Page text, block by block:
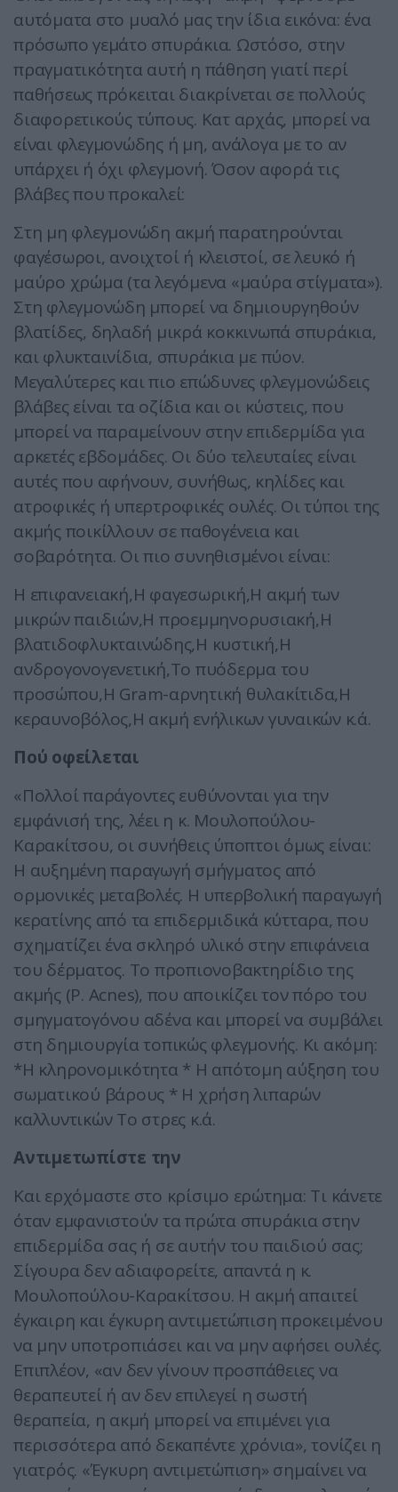
αυτόματα στο μυαλό μας την ίδια εικόνα: ένα
πρόσωπο γεμάτο σπυράκια. Ωστόσο, στην
πραγματικότητα αυτή η πάθηση γιατί περί
παθήσεως πρόκειται διακρίνεται σε πολλούς
διαφορετικούς τύπους. Κατ αρχάς, μπορεί να
είναι φλεγμονώδης ή μη, ανάλογα με το αν
υπάρχει ή όχι φλεγμονή. Όσον αφορά τις
βλάβες που προκαλεί:
Στη μη φλεγμονώδη ακμή παρατηρούνται
φαγέσωροι, ανοιχτοί ή κλειστοί, σε λευκό ή
μαύρο χρώμα (τα λεγόμενα «μαύρα στίγματα»).
Στη φλεγμονώδη μπορεί να δημιουργηθούν
βλατίδες, δηλαδή μικρά κοκκινωπά σπυράκια,
και φλυκταινίδια, σπυράκια με πύον.
Μεγαλύτερες και πιο επώδυνες φλεγμονώδεις
βλάβες είναι τα οζίδια και οι κύστεις, που
μπορεί να παραμείνουν στην επιδερμίδα για
αρκετές εβδομάδες. Οι δύο τελευταίες είναι
αυτές που αφήνουν, συνήθως, κηλίδες και
ατροφικές ή υπερτροφικές ουλές. Οι τύποι της
ακμής ποικίλλουν σε παθογένεια και
σοβαρότητα. Οι πιο συνηθισμένοι είναι:
Η επιφανειακή,Η φαγεσωρική,Η ακμή των
μικρών παιδιών,Η προεμμηνορυσιακή,Η
βλατιδοφλυκταινώδης,Η κυστική,Η
ανδρογονογενετική,Το πυόδερμα του
προσώπου,Η Gram-αρνητική θυλακίτιδα,Η
κεραυνοβόλος,Η ακμή ενήλικων γυναικών κ.ά.
Πού οφείλεται
«Πολλοί παράγοντες ευθύνονται για την
εμφάνισή της, λέει η κ. Μουλοπούλου-
Καρακίτσου, οι συνήθεις ύποπτοι όμως είναι:
Η αυξημένη παραγωγή σμήγματος από
ορμονικές μεταβολές. Η υπερβολική παραγωγή
κερατίνης από τα επιδερμιδικά κύτταρα, που
σχηματίζει ένα σκληρό υλικό στην επιφάνεια
του δέρματος. Το προπιονοβακτηρίδιο της
ακμής (P. Acnes), που αποικίζει τον πόρο του
σμηγματογόνου αδένα και μπορεί να συμβάλει
στη δημιουργία τοπικώς φλεγμονής. Κι ακόμη:
*Η κληρονομικότητα * Η απότομη αύξηση του
σωματικού βάρους * Η χρήση λιπαρών
καλλυντικών Το στρες κ.ά.
Αντιμετωπίστε την
Και ερχόμαστε στο κρίσιμο ερώτημα: Τι κάνετε
όταν εμφανιστούν τα πρώτα σπυράκια στην
επιδερμίδα σας ή σε αυτήν του παιδιού σας;
Σίγουρα δεν αδιαφορείτε, απαντά η κ.
Μουλοπούλου-Καρακίτσου. Η ακμή απαιτεί
έγκαιρη και έγκυρη αντιμετώπιση προκειμένου
να μην υποτροπιάσει και να μην αφήσει ουλές.
Επιπλέον, «αν δεν γίνουν προσπάθειες να
θεραπευτεί ή αν δεν επιλεγεί η σωστή
θεραπεία, η ακμή μπορεί να επιμένει για
περισσότερα από δεκαπέντε χρόνια», τονίζει η
γιατρός. «Έγκυρη αντιμετώπιση» σημαίνει να